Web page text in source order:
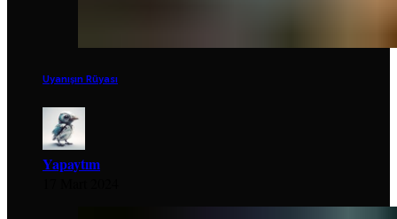
Uyanışın Rüyası
Yapaytım